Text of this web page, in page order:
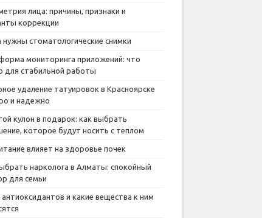
лица: причины, признаки и
коррекции
нужны стоматологические снимки
мониторинга приложений: что
для стабильной работы
удаление татуировок в Красноярске
и надежно
кулон в подарок: как выбрать
которое будут носить с теплом
влияет на здоровье почек
нарколога в Алматы: спокойный
для семьи
и какие вещества к ним